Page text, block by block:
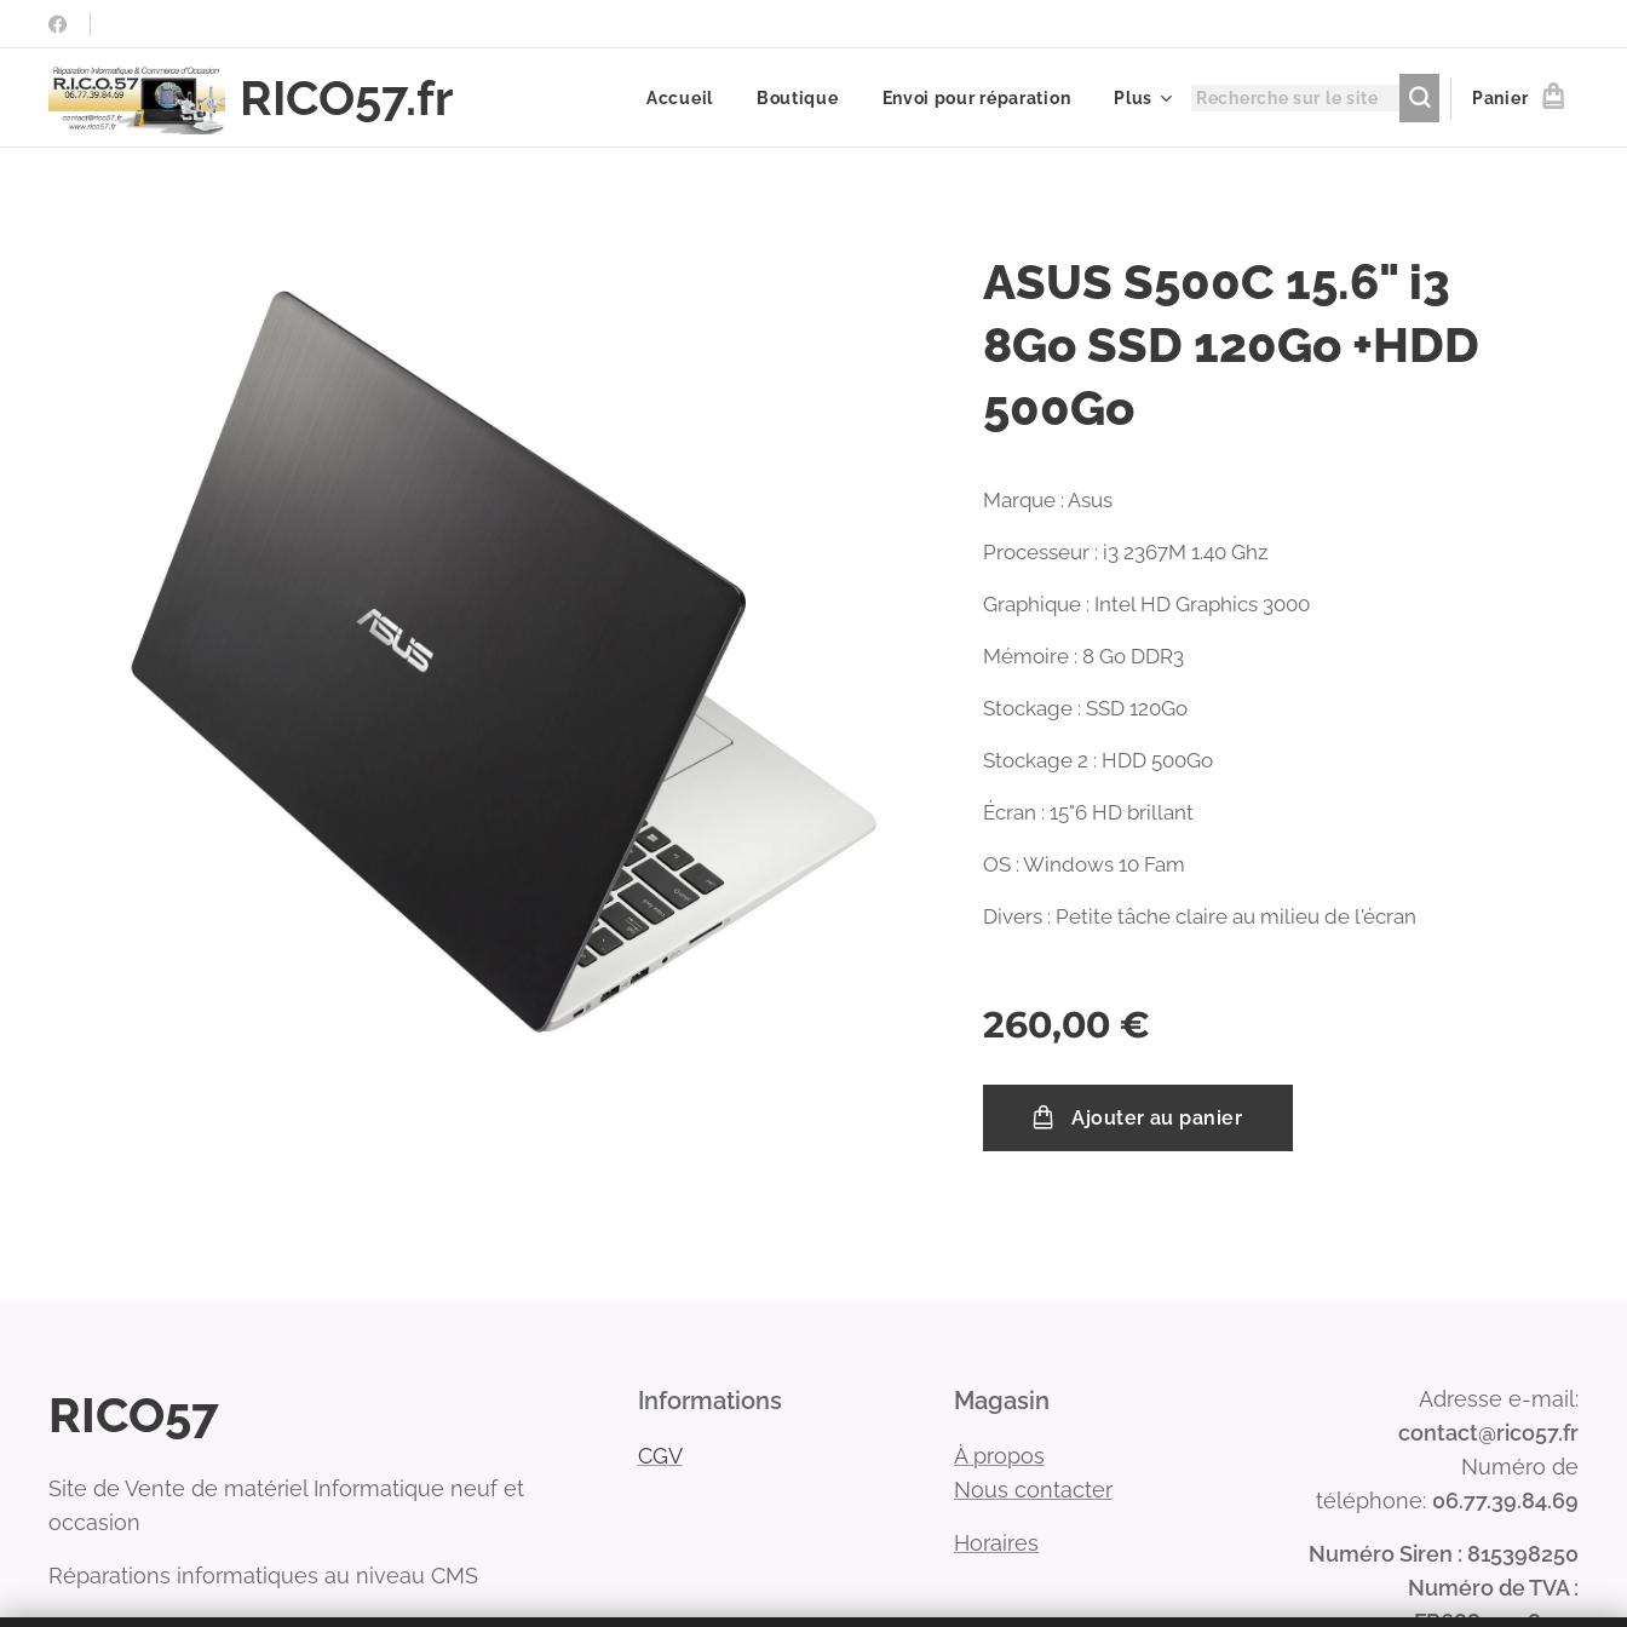
RICO57.fr Accueil Boutique Envoi pour réparation Plus Panier
ASUS S500C 15.6" i3
8Go SSD 120Go +HDD
500Go
Marque : Asus
Processeur : i3 2367M 1.40 Ghz
Graphique : Intel HD Graphics 3000
Mémoire : 8 Go DDR3
Stockage : SSD 120Go
Stockage 2 : HDD 500Go
Écran : 15"6 HD brillant
OS : Windows 10 Fam
Divers : Petite tâche claire au milieu de l'écran
260,00 €
Ajouter au panier
RICO57
Site de Vente de matériel Informatique neuf et
occasion
Réparations informatiques au niveau CMS
Informations
CGV
Magasin
À propos
Nous contacter
Horaires
Adresse e-mail:
contact@rico57.fr
Numéro de
téléphone: 06.77.39.84.69
Numéro Siren : 815398250
Numéro de TVA :
FR68815398250